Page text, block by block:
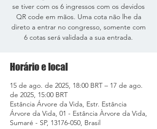
se tiver com os 6 ingressos com os devidos
QR code em mãos. Uma cota não lhe da
direto a entrar no congresso, somente com
6 cotas será validada a sua entrada.
Horário e local
15 de ago. de 2025, 18:00 BRT – 17 de ago.
de 2025, 15:00 BRT
Estância Árvore da Vida, Estr. Estância
Árvore da Vida, 01 - Estância Àrvore da Vida,
Sumaré - SP, 13176-050, Brasil